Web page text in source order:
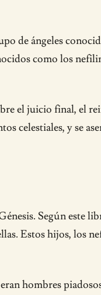
de ángeles
como los
el juicio final, el
celestiales, y se
Según este
Estos hijos, los
hombres